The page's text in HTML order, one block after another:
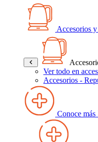
Accesorios
Ver todo en
Accesorios -
Conoce más